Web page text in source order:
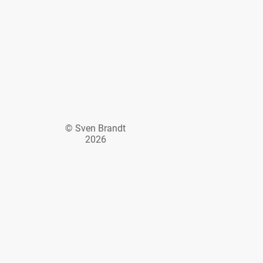
© Sven Brandt
2026